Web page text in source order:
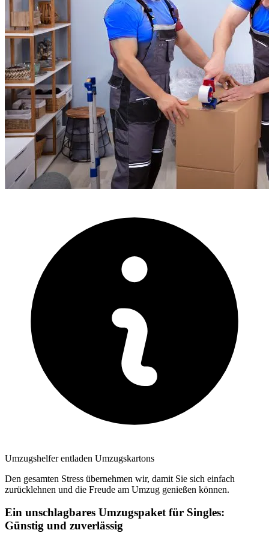
Umzugshelfer entladen Umzugskartons
Den gesamten Stress übernehmen wir, damit Sie sich einfach
zurücklehnen und die Freude am Umzug genießen können.
Ein unschlagbares Umzugspaket für Singles:
Günstig und zuverlässig